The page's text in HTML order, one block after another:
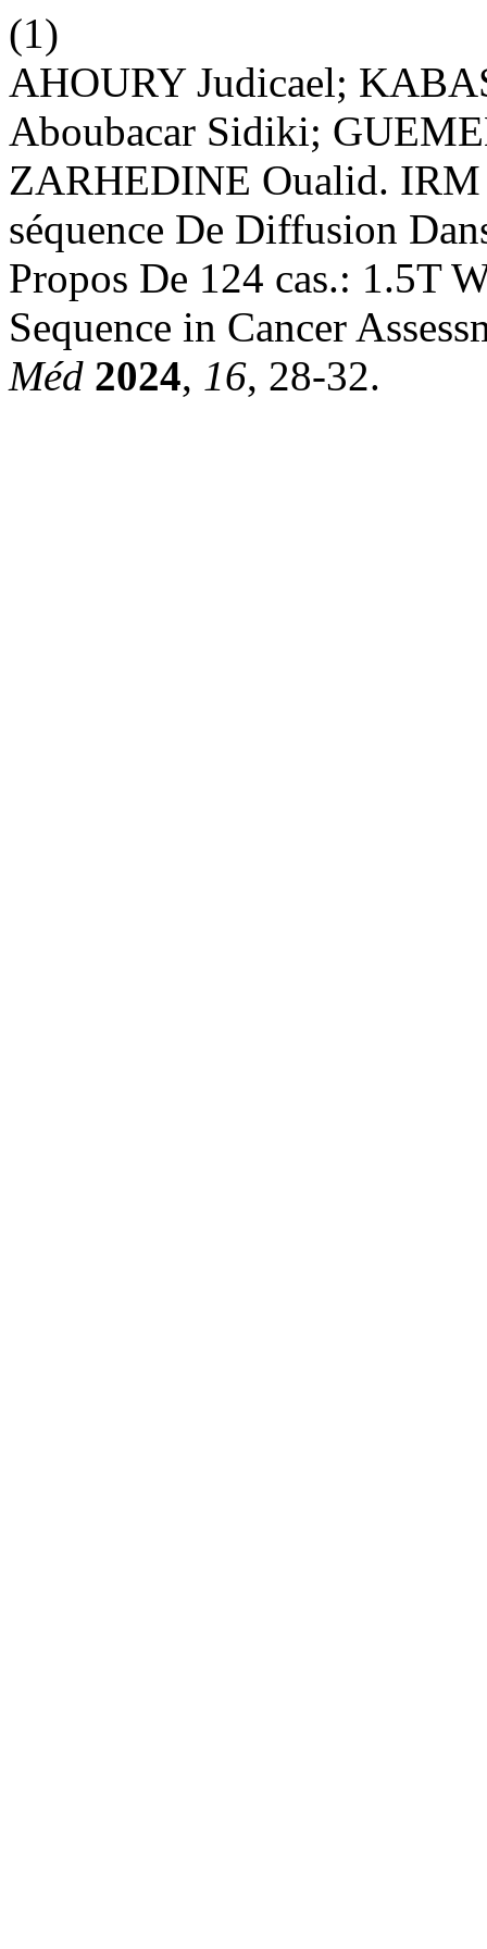
(1)
AHOURY Judicael;
Aboubacar Sidiki;
ZARHEDINE Oualid. IRM
séquence De Diffusion
Propos De 124 cas.: 1.5T
Sequence in Cancer
Méd 2024, 16, 28-32.